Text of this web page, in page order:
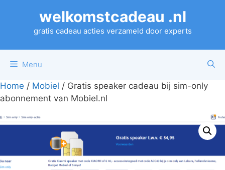
welkomstcadeau .nl
gratis cadeau acties verzameld door experts
Menu
Home / Mobiel / Gratis speaker cadeau bij sim-only
abonnement van Mobiel.nl